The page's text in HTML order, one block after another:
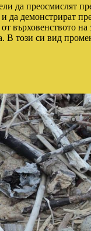
да преосмислят
да демонстрират
върховенството
В този си вид